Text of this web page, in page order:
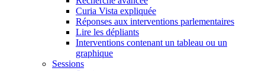
Curia Vista expliquée
Réponses aux interventions parlementaires
Lire les dépliants
Interventions contenant un tableau ou un
graphique
Sessions